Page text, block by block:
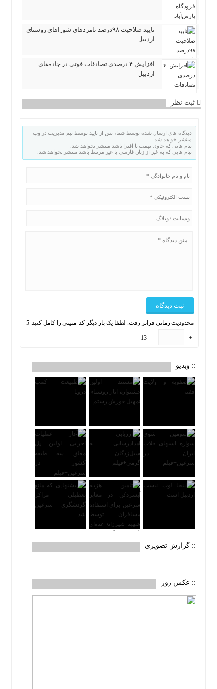
تایید صلاحیت ۹۸درصد نامزدهای شوراهای روستای
اردبیل
افزایش ۴ درصدی تصادفات فوتی در جاده‌های
اردبیل
ثبت نظر
دیدگاه های ارسال شده توسط شما، پس از تایید توسط تیم مدیریت در وب
منتشر خواهد شد.
پیام هایی که حاوی تهمت یا افترا باشد منتشر نخواهد شد.
پیام هایی که به غیر از زبان فارسی یا غیر مرتبط باشد منتشر نخواهد شد.
محدودیت زمانی فراتر رفت. لطفا یک بار دیگر کد امنیتی را کامل کنید. 5
+
=
13
:: ویدیو
:: گزارش تصویری
:: عکس روز